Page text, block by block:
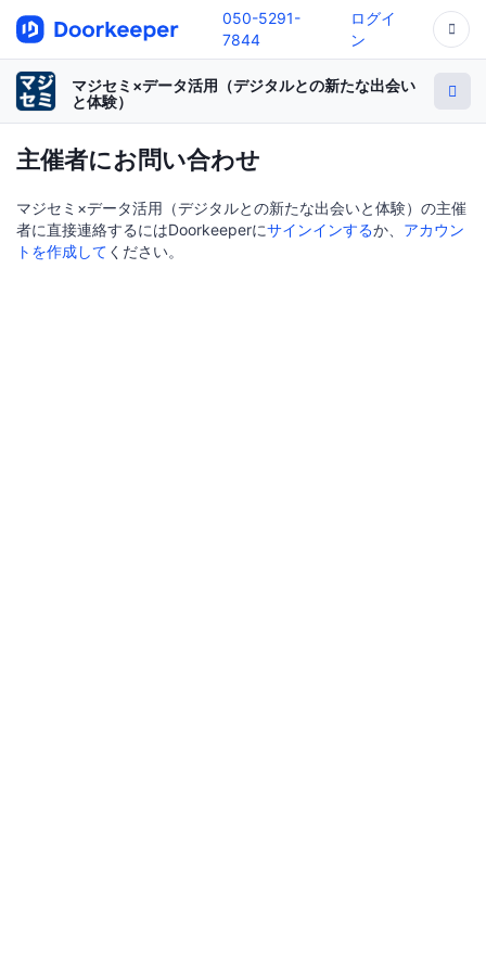
050-5291-
7844
ログイ
ン
マジセミ×データ活用（デジタルとの新たな出会い
と体験）
主催者にお問い合わせ
マジセミ×データ活用（デジタルとの新たな出会いと体験）の主催
者に直接連絡するにはDoorkeeperにサインインするか、 アカウン
トを作成して ください。